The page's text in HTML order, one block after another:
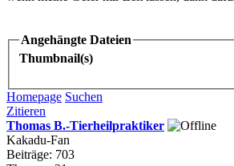
Angehängte Dateien
Thumbnail(s)
Homepage Suchen
Zitieren
Thomas B.-Tierheilpraktiker
Kakadu-Fan
Beiträge: 703